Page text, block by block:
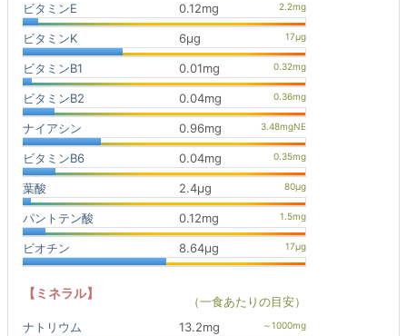
ビタミンE
0.12mg
ビタミンK 6μg
ビタミンB1 0.01mg
ビタミンB2 0.04mg
ナイアシン 0.96mg
ビタミンB6 0.04mg
葉酸 2.4μg
パントテン酸 0.12mg
ビオチン 8.64μg
【ミネラル】
（一食あたりの目安）
ナトリウム
13.2mg